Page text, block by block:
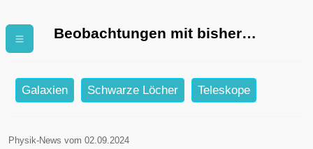
Beobachtungen mit bisher
Galaxien Schwarze Löcher Teleskope
Physik-News vom 02.09.2024